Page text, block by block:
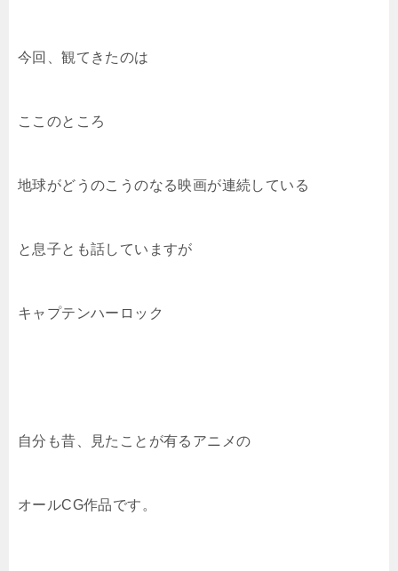
今回、観てきたのは
ここのところ
地球がどうのこうのなる映画が連続している
と息子とも話していますが
キャプテンハーロック
自分も昔、見たことが有るアニメの
オールCG作品です。